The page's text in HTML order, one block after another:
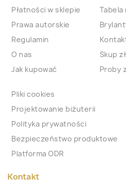
Płatności w sklepie
Prawa autorskie
Regulamin
O nas
Jak kupować
Skup
Proby
Pliki cookies
Projektowanie biżuterii
Polityka prywatności
Bezpieczeństwo produktowe
Platforma ODR
Kontakt